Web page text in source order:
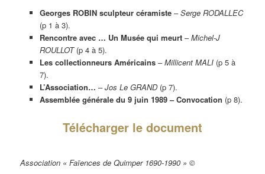
Georges ROBIN sculpteur céramiste–Serge RODALLEC
(p 1 à 3).
Rencontre avec … Un Musée qui meurt–Michel-J
ROULLOT(p 4 à 5).
Les collectionneurs Américains–Millicent MALI(p 5 à
7).
L’Association… –Jos Le GRAND (p 7).
Assemblée générale du 9 juin 1989 – Convocation (p 8).
Télécharger le document
Association « Faïences de Quimper 1690-1990 » ©